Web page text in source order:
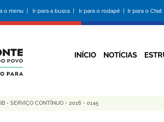
o menu | Ir para a busca | Ir para o rodapé | Ir para o Chat
INÍCIO NOTÍCIAS
- SERVIÇO CONTÍNUO - 2018 - 0145